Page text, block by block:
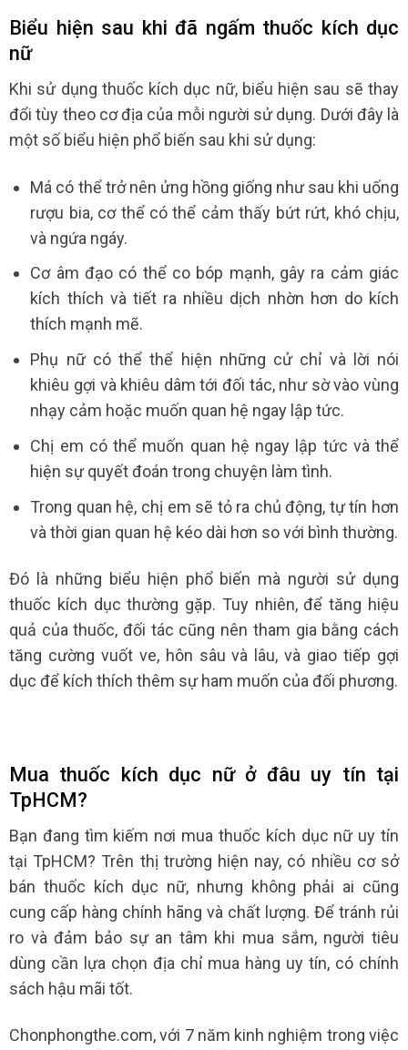
Biểu hiện sau khi đã ngấm thuốc kích dục
nữ
Khi sử dụng thuốc kích dục nữ, biểu hiện sau sẽ thay
đổi tùy theo cơ địa của mỗi người sử dụng. Dưới đây là
một số biểu hiện phổ biến sau khi sử dụng:
Má có thể trở nên ửng hồng giống như sau khi uống
rượu bia, cơ thể có thể cảm thấy bứt rứt, khó chịu,
và ngứa ngáy.
Cơ âm đạo có thể co bóp mạnh, gây ra cảm giác
kích thích và tiết ra nhiều dịch nhờn hơn do kích
thích mạnh mẽ.
Phụ nữ có thể thể hiện những cử chỉ và lời nói
khiêu gợi và khiêu dâm tới đối tác, như sờ vào vùng
nhạy cảm hoặc muốn quan hệ ngay lập tức.
Chị em có thể muốn quan hệ ngay lập tức và thể
hiện sự quyết đoán trong chuyện làm tình.
Trong quan hệ, chị em sẽ tỏ ra chủ động, tự tín hơn
và thời gian quan hệ kéo dài hơn so với bình thường.
Đó là những biểu hiện phổ biến mà người sử dụng
thuốc kích dục thường gặp. Tuy nhiên, để tăng hiệu
quả của thuốc, đối tác cũng nên tham gia bằng cách
tăng cường vuốt ve, hôn sâu và lâu, và giao tiếp gợi
dục để kích thích thêm sự ham muốn của đối phương.
Mua thuốc kích dục nữ ở đâu uy tín tại
TpHCM?
Bạn đang tìm kiếm nơi mua thuốc kích dục nữ uy tín
tại TpHCM? Trên thị trường hiện nay, có nhiều cơ sở
bán thuốc kích dục nữ, nhưng không phải ai cũng
cung cấp hàng chính hãng và chất lượng. Để tránh rủi
ro và đảm bảo sự an tâm khi mua sắm, người tiêu
dùng cần lựa chọn địa chỉ mua hàng uy tín, có chính
sách hậu mãi tốt.
Chonphongthe.com, với 7 năm kinh nghiệm trong việc